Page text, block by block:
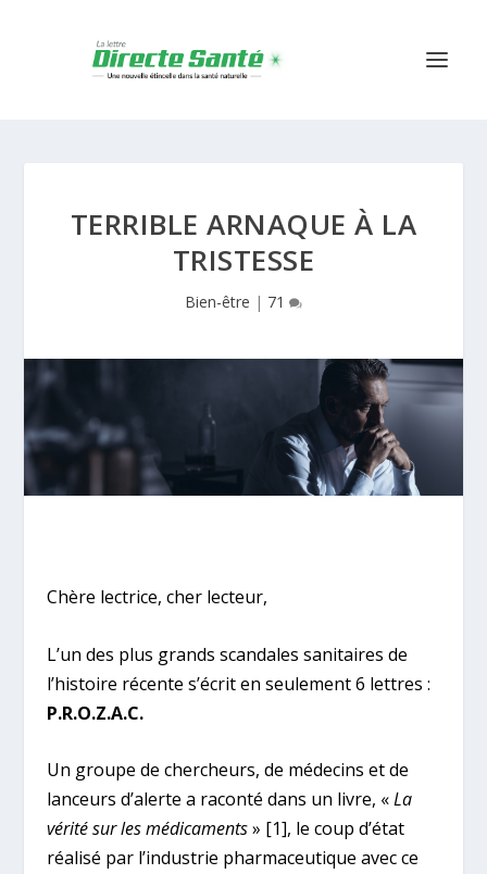
TERRIBLE ARNAQUE À LA
TRISTESSE
Bien-être | 71
Chère lectrice, cher lecteur,
L’un des plus grands scandales sanitaires de
l’histoire récente s’écrit en seulement 6 lettres :
P.R.O.Z.A.C.
Un groupe de chercheurs, de médecins et de
lanceurs d’alerte a raconté dans un livre, «La
vérité sur les médicaments» [1], le coup d’état
réalisé par l’industrie pharmaceutique avec ce